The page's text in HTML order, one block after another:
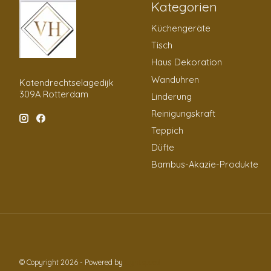
Katendrechtselagedijk
309A Rotterdam
Kategorien
Küchengeräte
Tisch
Haus Dekoration
Wanduhren
Linderung
Reinigungskraft
Teppich
Düfte
Bambus-Akazie-Produkte
© Copyright 2026 - Powered by